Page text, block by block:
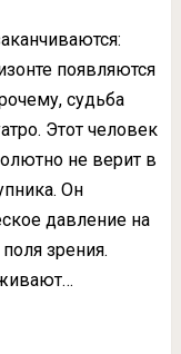
появляются
судьба
Этот человек
не верит в
Он
давление на
зрения.